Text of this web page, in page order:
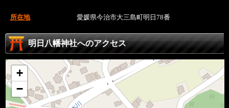
所在地 愛媛県今治市大三島町明日78番
明日八幡神社へのアクセス
+
−